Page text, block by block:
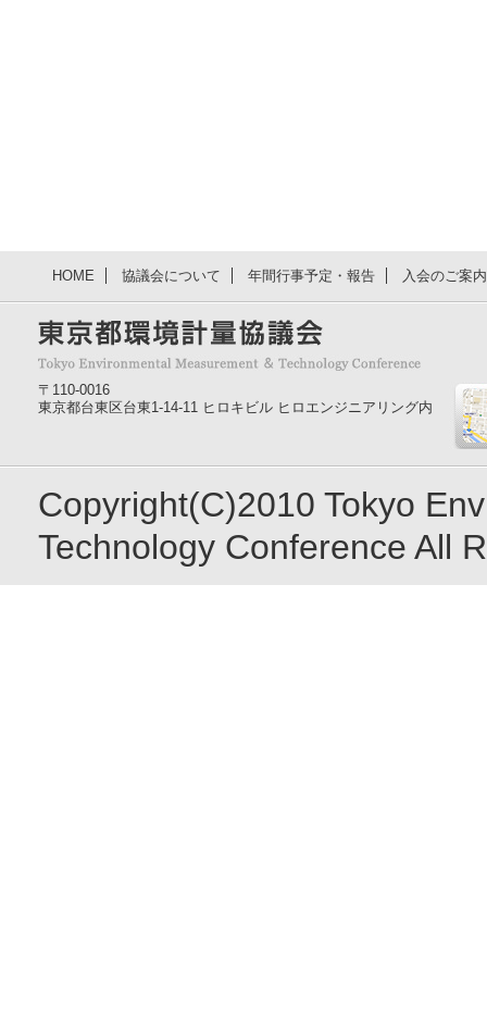
HOME 協議会について 年間行事予定・報告 入会のご案
〒110-0016
東京都台東区台東1-14-11 ヒロキビル ヒロエンジニアリング内
Copyright(C)2010 Tokyo
Technology Conference All